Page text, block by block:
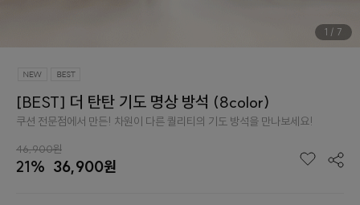
1 / 7
[BEST] 더 탄탄 기도 명상 방석 (8color)
쿠션 전문점에서 만든! 차원이 다른 퀄리티의 기도 방석을 만나보세요!
46,900원
21% 36,900원